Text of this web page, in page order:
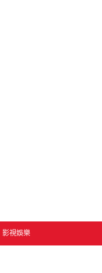
影視娛樂